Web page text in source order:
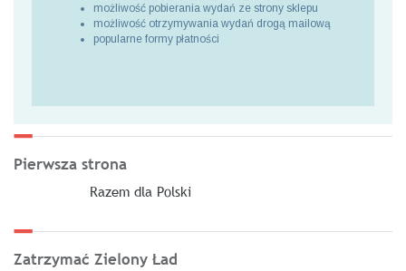
możliwość pobierania wydań ze strony sklepu
możliwość otrzymywania wydań drogą mailową
popularne formy płatności
Pierwsza strona
Razem dla Polski
Zatrzymać Zielony Ład